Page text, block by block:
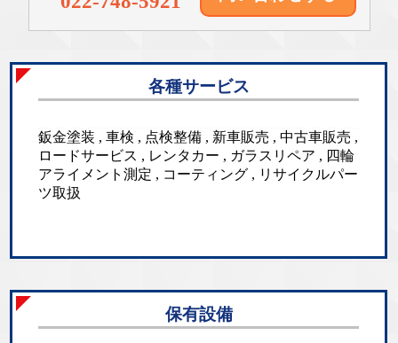
各種サービス
鈑金塗装 , 車検 , 点検整備 , 新車販売 , 中古車販売 ,
ロードサービス , レンタカー , ガラスリペア , 四輪
アライメント測定 , コーティング , リサイクルパー
ツ取扱
保有設備